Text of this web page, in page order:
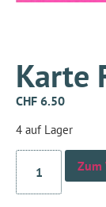
Karte
CHF 6.50
4 auf Lager
Zum